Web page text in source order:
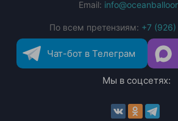
Email:
По всем претензиям: +7
Чат-бот в Телеграм
Мы в соцсетях: